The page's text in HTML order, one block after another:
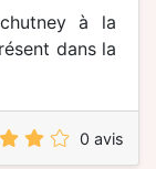
à la
dans la
0 avis